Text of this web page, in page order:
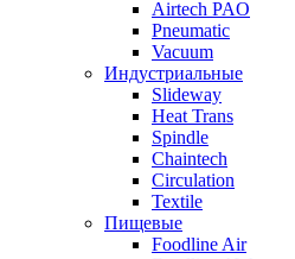
Airtech PAO
Pneumatic
Vacuum
Индустриальные
Slideway
Heat Trans
Spindle
Chaintech
Circulation
Textile
Пищевые
Foodline Air